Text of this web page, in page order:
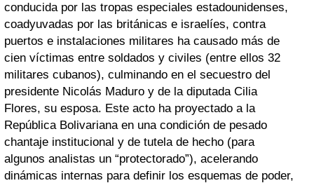
conducida por las tropas especiales estadounidenses,
coadyuvadas por las británicas e israelíes, contra
puertos e instalaciones militares ha causado más de
cien víctimas entre soldados y civiles (entre ellos 32
militares cubanos), culminando en el secuestro del
presidente Nicolás Maduro y de la diputada Cilia
Flores, su esposa. Este acto ha proyectado a la
República Bolivariana en una condición de pesado
chantaje institucional y de tutela de hecho (para
algunos analistas un “protectorado”), acelerando
dinámicas internas para definir los esquemas de poder,